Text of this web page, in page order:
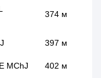
374 м
397 м
MChJ 402 м